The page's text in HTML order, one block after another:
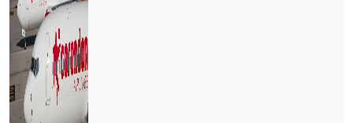
Dünya kenti Antalya böyle mi olmalıydı?
Ne devletler ne de işletmeler bilmiyor?
Bu gidişle yaz turizmi de tehlikede
Turizm sezonunun açılışı papatya falına döndü